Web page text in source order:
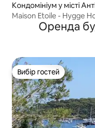
Кондомініум у місті
Maison Etoile - Hygge
Оренда
Вибір гостей
Вибір гостей